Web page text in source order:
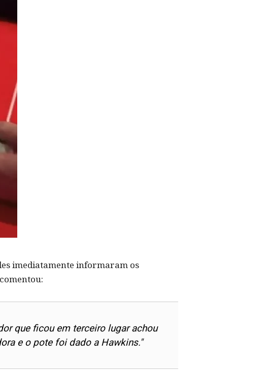
imediatamente informaram os
que ficou em terceiro lugar achou
e o pote foi dado a Hawkins."